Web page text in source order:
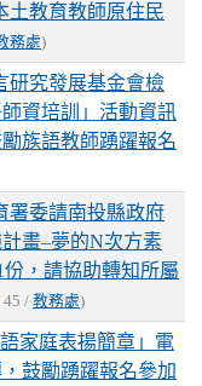
土教育教師原住民
務處)
研究發展基金會檢
資培訓」活動資訊
族語教師踴躍報名
署委請南投縣政府
畫–夢的N次方素
，請協助轉知所屬
45 / 教務處)
家庭表揚簡章」電
鼓勵踴躍報名參加